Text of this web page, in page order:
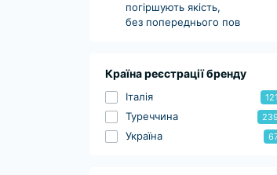
погіршують якість,
без попереднього пов
Країна реєстрації бренду
Італія 121
Туреччина 239
Україна